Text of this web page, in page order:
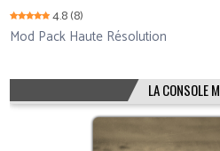
4.8(8)
Mod Pack Haute Résolution
LA CONSOLE